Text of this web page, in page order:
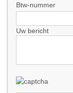
Btw-nummer
Uw bericht